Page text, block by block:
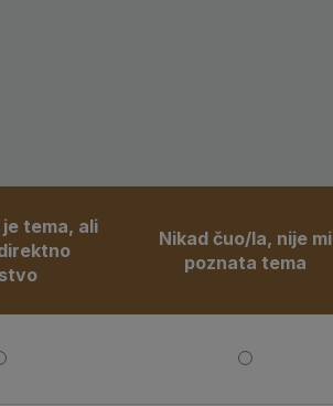
tema, ali
Nikad čuo/la, nije mi
poznata tema